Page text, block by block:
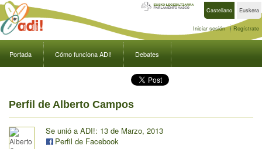
Castellano Euskera
Iniciar sesión Regístrate
Portada Cómo funciona ADI! Debates
Perfil de Alberto Campos
Se unió a ADI!: 13 de Marzo, 2013
Perfil de Facebook